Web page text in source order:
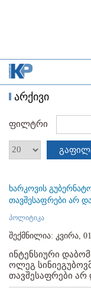
არქივი
ფილტრი
ხარკოვის
თავშესაფრები არ
პოლიტიკა
შექმნილია: კვირა,
ინტენსიური
ოლეგ
თავშესაფრები არ